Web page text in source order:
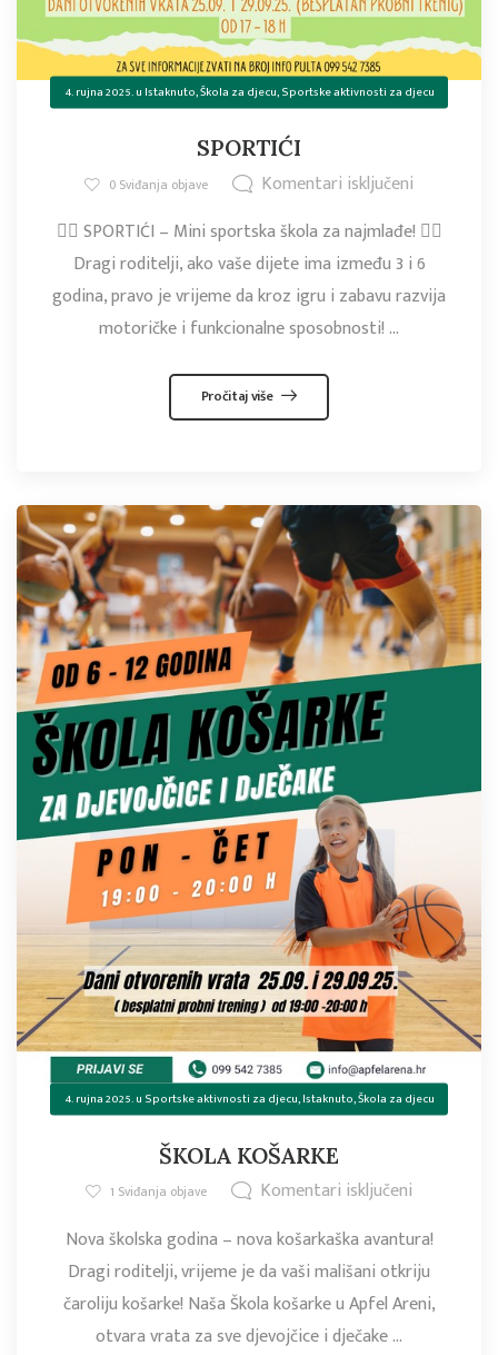
4. rujna 2025.u Istaknuto,Škola za djecu,Sportske aktivnosti za djecu
SPORTIĆI
0Sviđanja objave
Komentari isključeni
🤸‍♂️ SPORTIĆI – Mini sportska škola za najmlađe! 🤸‍♀️
Dragi roditelji, ako vaše dijete ima između 3 i 6
godina, pravo je vrijeme da kroz igru i zabavu razvija
motoričke i funkcionalne sposobnosti! ...
Pročitaj više
4. rujna 2025.u Sportske aktivnosti za djecu,Istaknuto,Škola za djecu
ŠKOLA KOŠARKE
1 Sviđanja objave
Komentari isključeni
Nova školska godina – nova košarkaška avantura!
Dragi roditelji, vrijeme je da vaši mališani otkriju
čaroliju košarke! Naša Škola košarke u Apfel Areni,
otvara vrata za sve djevojčice i dječake ...